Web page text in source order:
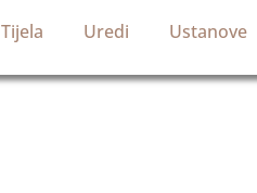
Tijela Uredi Ustanove